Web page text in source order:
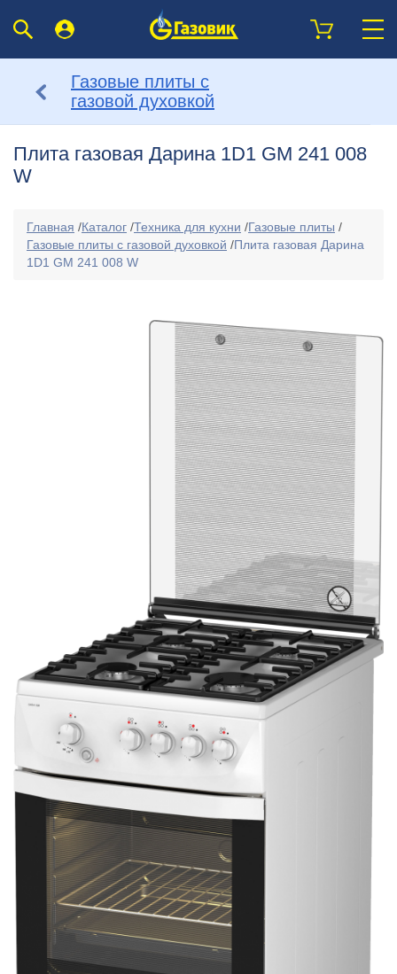
Газовые плиты с
газовой духовкой
Плита газовая Дарина 1D1 GM 241 008
W
Главная /Каталог /Техника для кухни /Газовые плиты /
Газовые плиты с газовой духовкой /Плита газовая Дарина
1D1 GM 241 008 W